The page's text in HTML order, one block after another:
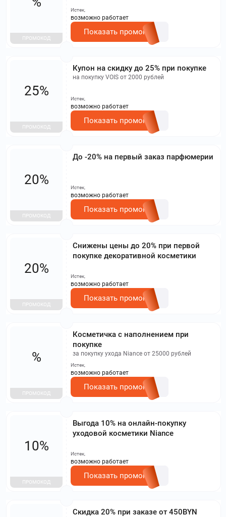
ПРОМОКОД
Истек,
возможно работает
Показать промокод
Купон на скидку до 25% при покупке
на покупку VOIS от 2000 рублей
25%
ПРОМОКОД
Истек,
возможно работает
Показать промокод
До -20% на первый заказ парфюмерии
20%
ПРОМОКОД
Истек,
возможно работает
Показать промокод
Снижены цены до 20% при первой
покупке декоративной косметики
20%
ПРОМОКОД
Истек,
возможно работает
Показать промокод
Косметичка с наполнением при
покупке
за покупку ухода Niance от 25000 рублей
%
ПРОМОКОД
Истек,
возможно работает
Показать промокод
Выгода 10% на онлайн-покупку
уходовой косметики Niance
10%
ПРОМОКОД
Истек,
возможно работает
Показать промокод
Скидка 20% при заказе от 450BYN